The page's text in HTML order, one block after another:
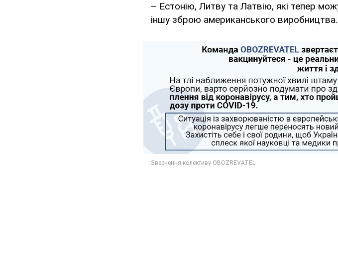
– Естонію, Литву та Латвію, які тепер
іншу зброю американського виробництва.